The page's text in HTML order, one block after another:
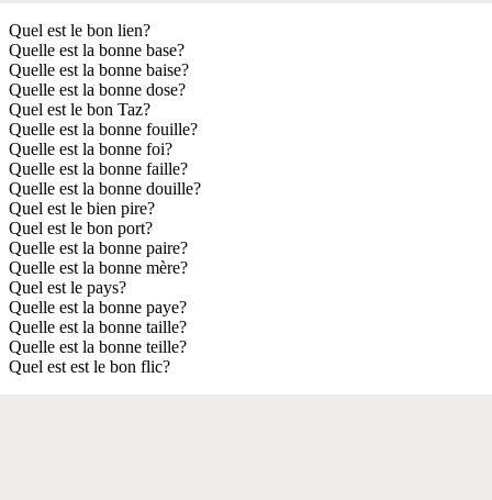
Quel est le bon lien?
Quelle est la bonne base?
Quelle est la bonne baise?
Quelle est la bonne dose?
Quel est le bon Taz?
Quelle est la bonne fouille?
Quelle est la bonne foi?
Quelle est la bonne faille?
Quelle est la bonne douille?
Quel est le bien pire?
Quel est le bon port?
Quelle est la bonne paire?
Quelle est la bonne mère?
Quel est le pays?
Quelle est la bonne paye?
Quelle est la bonne taille?
Quelle est la bonne teille?
Quel est est le bon flic?